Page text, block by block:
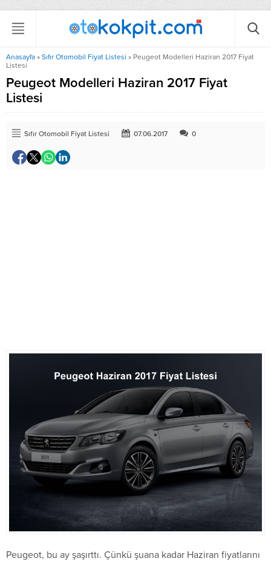
Anasayfa » Sıfır Otomobil Fiyat Listesi » Peugeot Modelleri Haziran 2017 Fiyat
Listesi
Peugeot Modelleri Haziran 2017 Fiyat
Listesi
Sıfır Otomobil Fiyat Listesi 07.06.2017 0
Peugeot, bu ay şaşırttı. Çünkü şuana kadar Haziran fiyatlarını